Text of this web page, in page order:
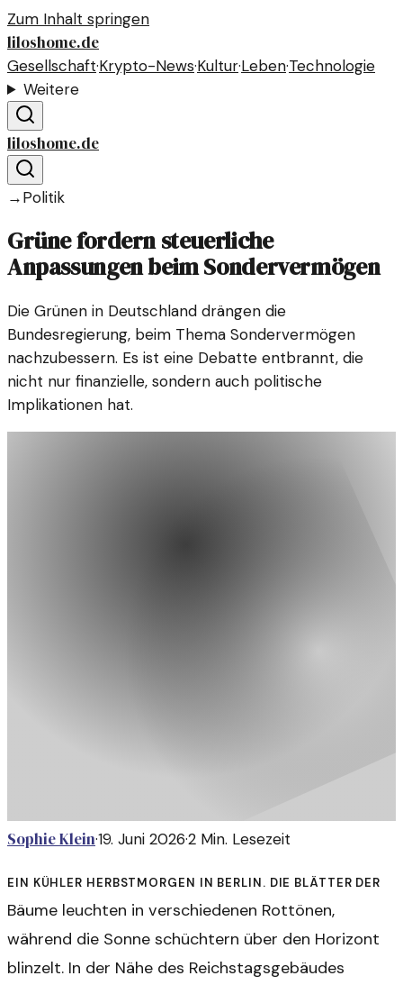
Zum Inhalt springen
liloshome.de
Gesellschaft·Krypto-News·Kultur·Leben·Technologie
Weitere
liloshome.de
→Politik
Grüne fordern steuerliche
Anpassungen beim Sondervermögen
Die Grünen in Deutschland drängen die
Bundesregierung, beim Thema Sondervermögen
nachzubessern. Es ist eine Debatte entbrannt, die
nicht nur finanzielle, sondern auch politische
Implikationen hat.
Sophie Klein·19. Juni 2026·2 Min. Lesezeit
Ein kühler Herbstmorgen in Berlin. Die Blätter der
Bäume leuchten in verschiedenen Rottönen,
während die Sonne schüchtern über den Horizont
blinzelt. In der Nähe des Reichstagsgebäudes